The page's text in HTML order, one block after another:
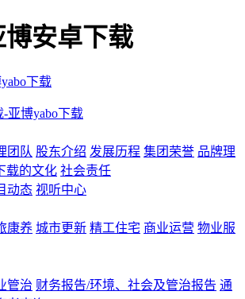
安卓下载
下载
亚博yabo下载
团队 股东介绍 发展历程 集团荣誉 品牌理
载的文化 社会责任
动态 视听中心
康养 城市更新 精工住宅 商业运营 物业服
管治 财务报告/环境、社会及管治报告 通